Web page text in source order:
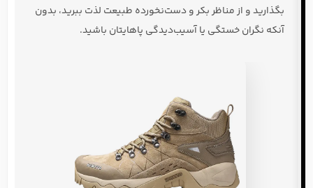
بگذارید و از مناظر بکر و دست‌نخورده طبیعت لذت ببرید، بدون
آنکه نگران خستگی یا آسیب‌دیدگی پاهایتان باشید.